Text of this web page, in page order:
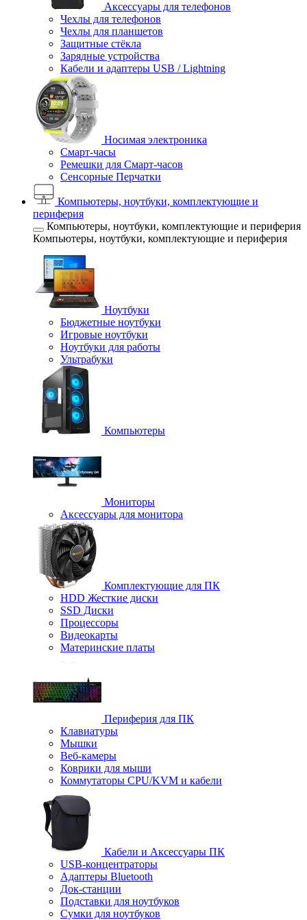
Аксессуары для телефонов
Чехлы для телефонов
Чехлы для планшетов
Защитные стёкла
Зарядные устройства
Кабели и адаптеры USB / Lightning
Носимая электроника
Смарт-часы
Ремешки для Смарт-часов
Сенсорные Перчатки
Компьютеры, ноутбуки, комплектующие и
периферия
Компьютеры, ноутбуки, комплектующие и периферия
Компьютеры, ноутбуки, комплектующие и периферия
Ноутбуки
Бюджетные ноутбуки
Игровые ноутбуки
Ноутбуки для работы
Ультрабуки
Компьютеры
Мониторы
Аксессуары для монитора
Комплектующие для ПК
HDD Жесткие диски
SSD Диски
Процессоры
Видеокарты
Материнские платы
Периферия для ПК
Клавиатуры
Мышки
Веб-камеры
Коврики для мыши
Коммутаторы CPU/KVM и кабели
Кабели и Аксессуары ПК
USB-концентраторы
Адаптеры Bluetooth
Док-станции
Подставки для ноутбуков
Сумки для ноутбуков